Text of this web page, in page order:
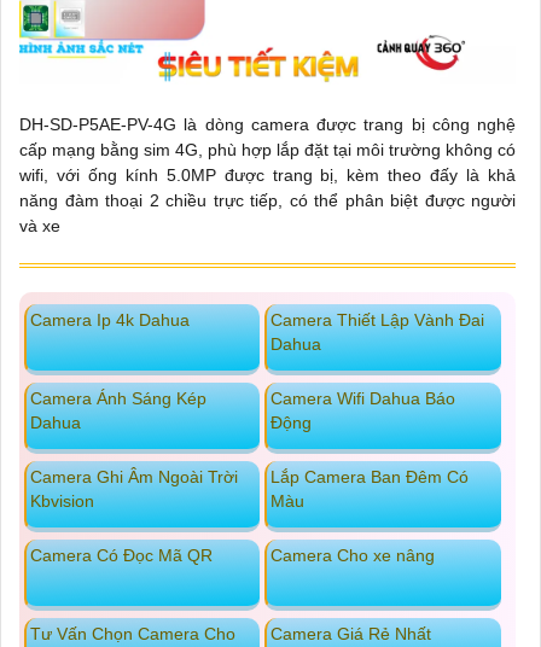
DH-SD-P5AE-PV-4G là dòng camera được trang bị công nghệ
cấp mạng bằng sim 4G, phù hợp lắp đặt tại môi trường không có
wifi, với ống kính 5.0MP được trang bị, kèm theo đấy là khả
năng đàm thoại 2 chiều trực tiếp, có thể phân biệt được người
và xe
Camera Ip 4k Dahua
Camera Thiết Lập Vành Đai
Dahua
Camera Ánh Sáng Kép
Dahua
Camera Wifi Dahua Báo
Động
Camera Ghi Âm Ngoài Trời
Kbvision
Lắp Camera Ban Đêm Có
Màu
Camera Có Đọc Mã QR Camera Cho xe nâng
Tư Vấn Chọn Camera Cho
Camera Giá Rẻ Nhất